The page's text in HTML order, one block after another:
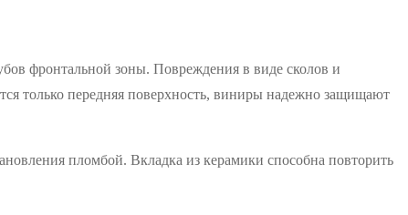
фронтальной зоны. Повреждения в виде сколов и
только передняя поверхность, виниры надежно защищают
пломбой. Вкладка из керамики способна повторить